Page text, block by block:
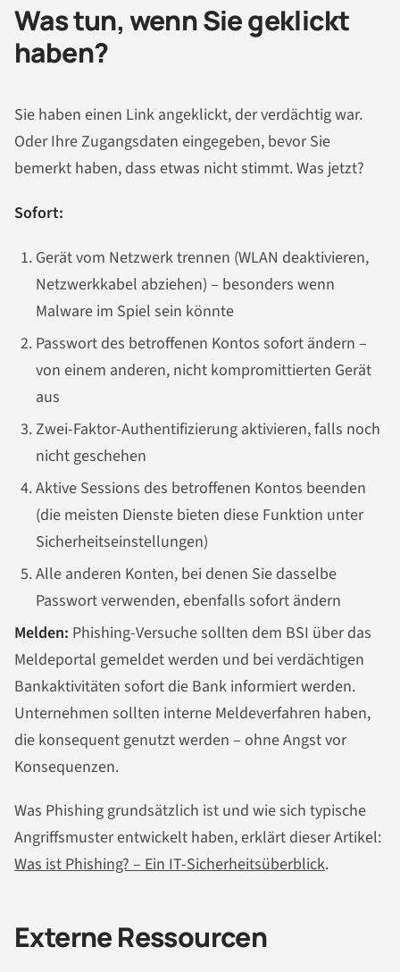
Was tun, wenn Sie geklickt
haben?
Sie haben einen Link angeklickt, der verdächtig war.
Oder Ihre Zugangsdaten eingegeben, bevor Sie
bemerkt haben, dass etwas nicht stimmt. Was jetzt?
Sofort:
Gerät vom Netzwerk trennen (WLAN deaktivieren,
Netzwerkkabel abziehen) – besonders wenn
Malware im Spiel sein könnte
Passwort des betroffenen Kontos sofort ändern –
von einem anderen, nicht kompromittierten Gerät
aus
Zwei-Faktor-Authentifizierung aktivieren, falls noch
nicht geschehen
Aktive Sessions des betroffenen Kontos beenden
(die meisten Dienste bieten diese Funktion unter
Sicherheitseinstellungen)
Alle anderen Konten, bei denen Sie dasselbe
Passwort verwenden, ebenfalls sofort ändern
Melden: Phishing-Versuche sollten dem BSI über das
Meldeportal gemeldet werden und bei verdächtigen
Bankaktivitäten sofort die Bank informiert werden.
Unternehmen sollten interne Meldeverfahren haben,
die konsequent genutzt werden – ohne Angst vor
Konsequenzen.
Was Phishing grundsätzlich ist und wie sich typische
Angriffsmuster entwickelt haben, erklärt dieser Artikel:
Was ist Phishing? – Ein IT-Sicherheitsüberblick.
Externe Ressourcen